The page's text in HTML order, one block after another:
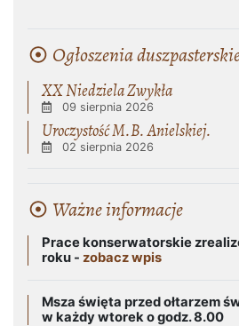
Ogłoszenia
XX Niedziela Zwykła
09 sierpnia 2026
Uroczystość M.B. Anielskiej.
02 sierpnia 2026
Ważne informacje
Prace konserwatorskie
roku - zobacz wpis
Msza święta przed ołtarzem
w każdy wtorek o godz. 8.00